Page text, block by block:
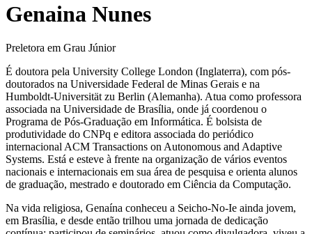
Genaina Nunes
Preletora em Grau Júnior
É doutora pela University College London (Inglaterra), com pós-
doutorados na Universidade Federal de Minas Gerais e na
Humboldt-Universität zu Berlin (Alemanha). Atua como professora
associada na Universidade de Brasília, onde já coordenou o
Programa de Pós-Graduação em Informática. É bolsista de
produtividade do CNPq e editora associada do periódico
internacional ACM Transactions on Autonomous and Adaptive
Systems. Está e esteve à frente na organização de vários eventos
nacionais e internacionais em sua área de pesquisa e orienta alunos
de graduação, mestrado e doutorado em Ciência da Computação.
Na vida religiosa, Genaína conheceu a Seicho-No-Ie ainda jovem,
em Brasília, e desde então trilhou uma jornada de dedicação